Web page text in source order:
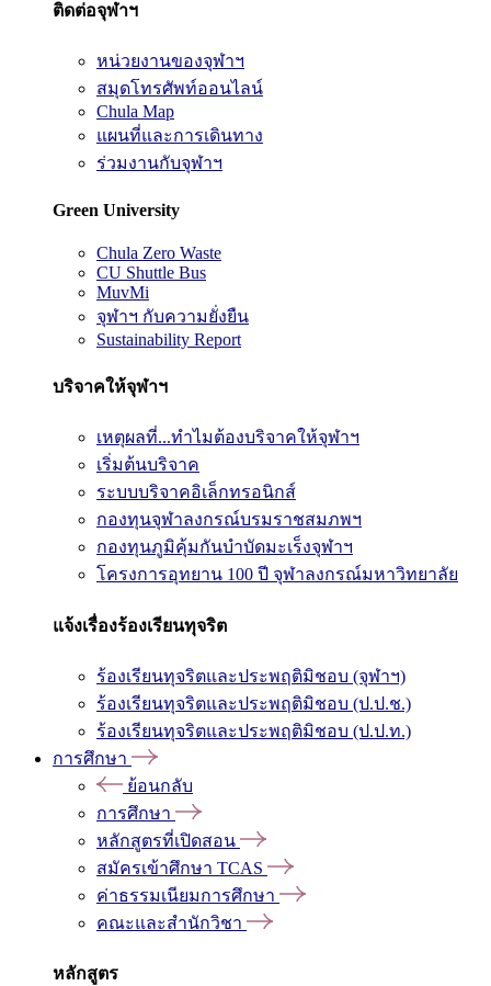
ติดต่อจุฬาฯ
หน่วยงานของจุฬาฯ
สมุดโทรศัพท์ออนไลน์
Chula Map
แผนที่และการเดินทาง
ร่วมงานกับจุฬาฯ
Green University
Chula Zero Waste
CU Shuttle Bus
MuvMi
จุฬาฯ กับความยั่งยืน
Sustainability Report
บริจาคให้จุฬาฯ
เหตุผลที่...ทำไมต้องบริจาคให้จุฬาฯ
เริ่มต้นบริจาค
ระบบบริจาคอิเล็กทรอนิกส์
กองทุนจุฬาลงกรณ์บรมราชสมภพฯ
กองทุนภูมิคุ้มกันบำบัดมะเร็งจุฬาฯ
โครงการอุทยาน 100 ปี จุฬาลงกรณ์มหาวิทยาลัย
แจ้งเรื่องร้องเรียนทุจริต
ร้องเรียนทุจริตและประพฤติมิชอบ (จุฬาฯ)
ร้องเรียนทุจริตและประพฤติมิชอบ (ป.ป.ช.)
ร้องเรียนทุจริตและประพฤติมิชอบ (ป.ป.ท.)
การศึกษา
ย้อนกลับ
การศึกษา
หลักสูตรที่เปิดสอน
สมัครเข้าศึกษา TCAS
ค่าธรรมเนียมการศึกษา
คณะและสำนักวิชา
หลักสูตร